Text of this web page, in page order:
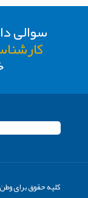
سوالی
کلیه حقوق برای